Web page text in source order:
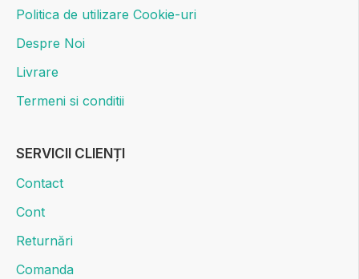
Politica de utilizare Cookie-uri
Despre Noi
Livrare
Termeni si conditii
SERVICII CLIENȚI
Contact
Cont
Returnări
Comanda